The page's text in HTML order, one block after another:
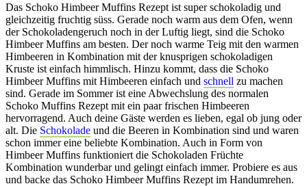
Das Schoko Himbeer Muffins Rezept ist super schokoladig und
gleichzeitig fruchtig süss. Gerade noch warm aus dem Ofen, wenn
der Schokoladengeruch noch in der Luftig liegt, sind die Schoko
Himbeer Muffins am besten. Der noch warme Teig mit den warmen
Himbeeren in Kombination mit der knusprigen schokoladigen
Kruste ist einfach himmlisch. Hinzu kommt, dass die Schoko
Himbeer Muffins mit Himbeeren einfach und schnell zu machen
sind. Gerade im Sommer ist eine Abwechslung des normalen
Schoko Muffins Rezept mit ein paar frischen Himbeeren
hervorragend. Auch deine Gäste werden es lieben, egal ob jung oder
alt. Die Schokolade und die Beeren in Kombination sind und waren
schon immer eine beliebte Kombination. Auch in Form von
Himbeer Muffins funktioniert die Schokoladen Früchte
Kombination wunderbar und gelingt einfach immer. Probiere es aus
und backe das Schoko Himbeer Muffins Rezept im Handumrehen.